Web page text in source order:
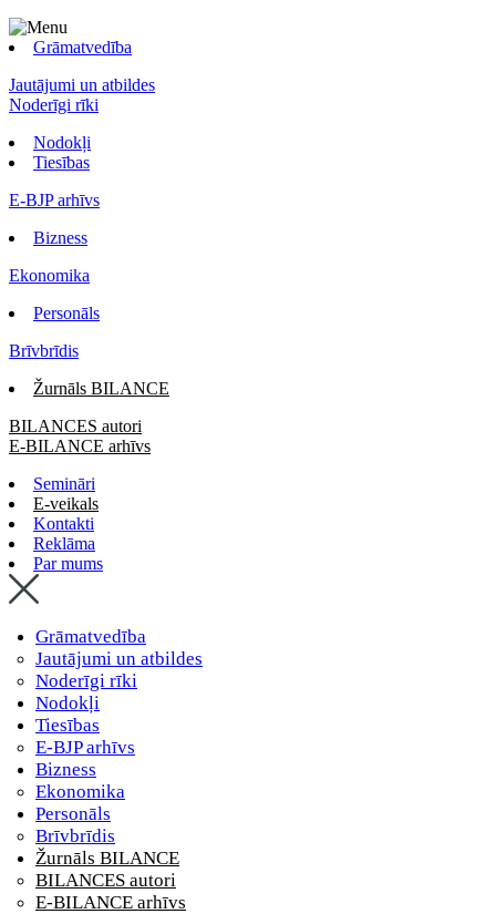
Grāmatvedība
Jautājumi un atbildes
Noderīgi rīki
Nodokļi
Tiesības
E-BJP arhīvs
Bizness
Ekonomika
Personāls
Brīvbrīdis
Žurnāls BILANCE
BILANCES autori
E-BILANCE arhīvs
Semināri
E-veikals
Kontakti
Reklāma
Par mums
Grāmatvedība
Jautājumi un atbildes
Noderīgi rīki
Nodokļi
Tiesības
E-BJP arhīvs
Bizness
Ekonomika
Personāls
Brīvbrīdis
Žurnāls BILANCE
BILANCES autori
E-BILANCE arhīvs